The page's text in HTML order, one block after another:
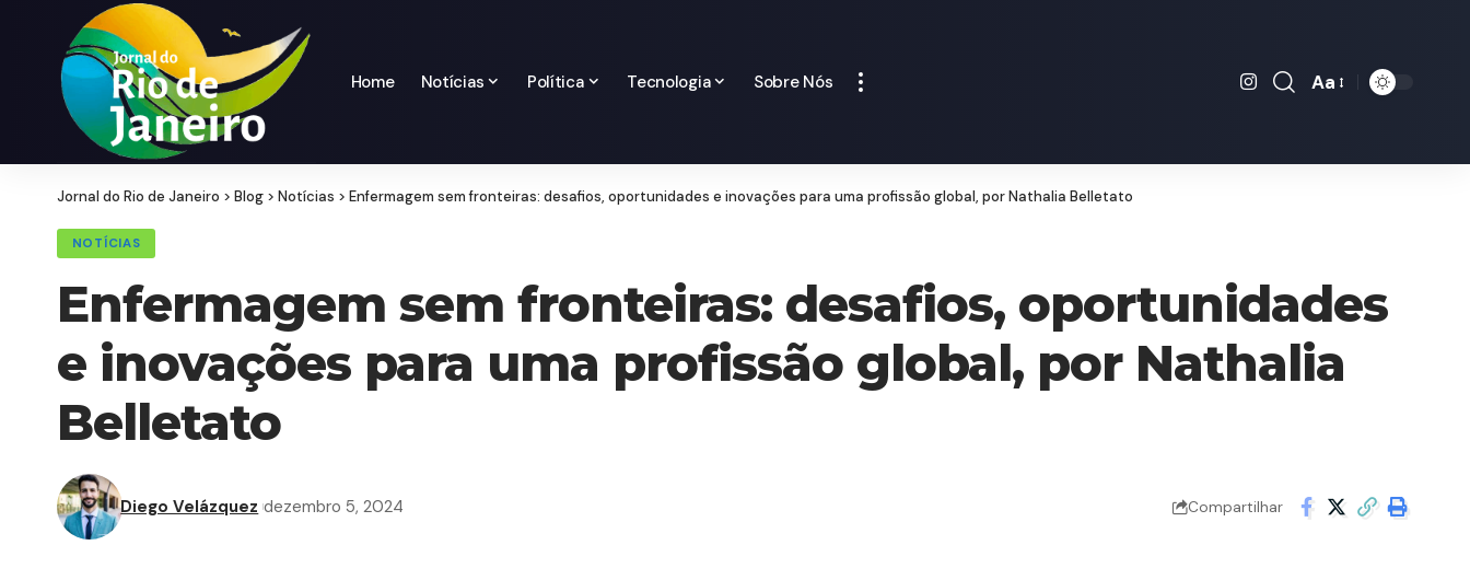
Home Notícias Política Tecnologia Sobre Nós
Font
Aa
Jornal do Rio de Janeiro > Blog > Notícias > Enfermagem sem fronteiras: desafios, oportunidades e inovações para uma profissão global, por Nathalia Belletato
NOTÍCIAS
Enfermagem sem fronteiras: desafios, oportunidades
e inovações para uma profissão global, por Nathalia
Belletato
Diego Velázquez dezembro 5, 2024 Compartilhar